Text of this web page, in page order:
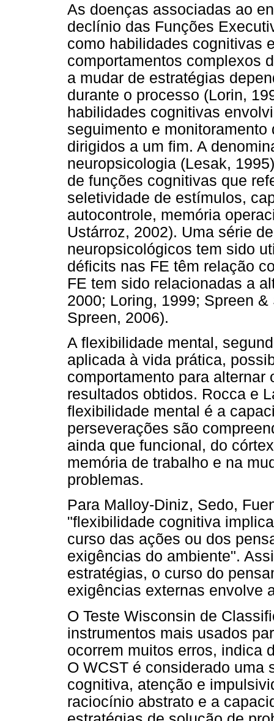
As doenças associadas ao
declínio das Funções
como habilidades cognitivas
comportamentos complexos
a mudar de estratégias
durante o processo (Lorin,
habilidades cognitivas
seguimento e
dirigidos a um fim. A
neuropsicologia (Lesak,
de funções cognitivas que
seletividade de estímulos,
autocontrole, memória
Ustárroz, 2002). Uma série
neuropsicológicos tem sido
déficits nas FE têm relação
FE tem sido relacionadas a
2000; Loring, 1999; Spreen
Spreen, 2006).
A flexibilidade mental,
aplicada à vida prática,
comportamento para
resultados obtidos. Rocca e
flexibilidade mental é a
perseverações são
ainda que funcional, do
memória de trabalho e na
problemas.
Para Malloy-Diniz, Sedo,
"flexibilidade cognitiva
curso das ações ou dos
exigências do ambiente".
estratégias, o curso do
exigências externas envolve
O Teste Wisconsin de
instrumentos mais usados
ocorrem muitos erros, indica
O WCST é considerado uma
cognitiva, atenção e
raciocínio abstrato e a